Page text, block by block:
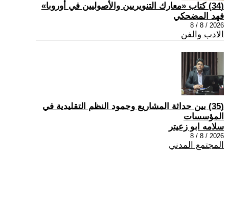
(34) كتاب «معارك التنويريين والأصوليين في أوروبا»
فهد المضحكي
2026 / 8 / 8
الادب والفن
(35) بين حداثة المشاريع وجمود النظم التقليدية في
المؤسسات
سلامه ابو زعيتر
2026 / 8 / 8
المجتمع المدني